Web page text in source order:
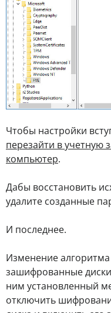
Чтобы настройки
перезайти в учетную
компьютер.
Дабы восстановить
удалите созданные
И последнее.
Изменение
зашифрованные
ним установленный
отключить